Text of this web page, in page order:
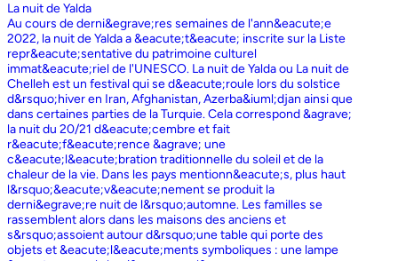
La nuit de Yalda
Au cours de derni&egrave;res semaines de l'ann&eacute;e
2022, la nuit de Yalda a &eacute;t&eacute; inscrite sur la Liste
repr&eacute;sentative du patrimoine culturel
immat&eacute;riel de l'UNESCO. La nuit de Yalda ou La nuit de
Chelleh est un festival qui se d&eacute;roule lors du solstice
d&rsquo;hiver en Iran, Afghanistan, Azerba&iuml;djan ainsi que
dans certaines parties de la Turquie. Cela correspond &agrave;
la nuit du 20/21 d&eacute;cembre et fait
r&eacute;f&eacute;rence &agrave; une
c&eacute;l&eacute;bration traditionnelle du soleil et de la
chaleur de la vie. Dans les pays mentionn&eacute;s, plus haut
l&rsquo;&eacute;v&eacute;nement se produit la
derni&egrave;re nuit de l&rsquo;automne. Les familles se
rassemblent alors dans les maisons des anciens et
s&rsquo;assoient autour d&rsquo;une table qui porte des
objets et &eacute;l&eacute;ments symboliques : une lampe